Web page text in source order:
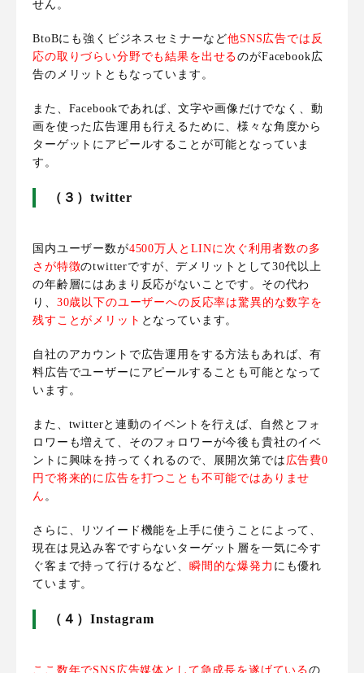
せん 。
BtoBにも強くビジネスセミナーなど他SNS広告では反
応の取りづらい分野でも結果を出せるのがFacebook広
告のメリットともなっています 。
また、Facebookであれば、文字や画像だけでなく、動
画を使った広告運用も行えるために、様々な角度から
ターゲットにアピールすることが可能となっていま
す。
（３）twitter
国内ユーザー数が4500万人とLINに次ぐ利用者数の多
さが特徴のtwitterですが、デメリットとして30代以上
の年齢層にはあまり反応がないことです 。その代わ
り、 30歳以下のユーザーへの反応率は驚異的な数字を
残すことがメリット となっています 。
自社のアカウントで広告運用をする方法もあれば、有
料広告でユーザーにアピールすることも可能となって
います。
また、twitterと連動のイベントを行えば、自然とフォ
ロワーも増えて、そのフォロワーが今後も貴社のイベ
ントに興味を持ってくれるので、展開次第では 広告費0
円で将来的に広告を打つことも不可能ではありませ
ん 。
さらに、
リツイード機能を上手に使うことによって、
現在は見込み客ですらないターゲット層を一気に今す
ぐ客まで持って行けるなど、 瞬間的な爆発力 にも優れ
ています 。
（４）Instagram
ここ数年でSNS広告媒体として急成長を遂げているの